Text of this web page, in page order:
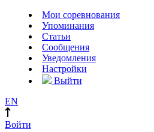
Мои соревнования
Упоминания
Статьи
Сообщения
Уведомления
Настройки
Выйти
EN
Войти